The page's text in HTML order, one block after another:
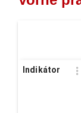
Indikátor